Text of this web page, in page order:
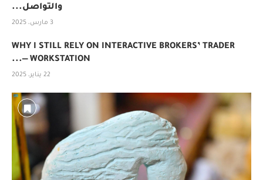
والتواصل...
3 مارس، 2025
WHY I STILL RELY ON INTERACTIVE BROKERS’ TRADER
WORKSTATION —...
22 يناير، 2025